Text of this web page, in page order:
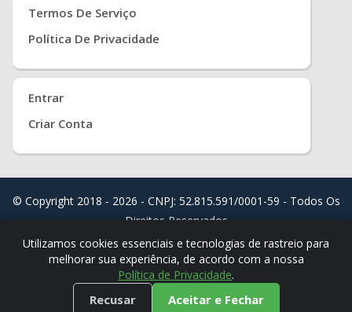
Termos De Serviço
Política De Privacidade
Entrar
Criar Conta
© Copyright 2018 - 2026 - CNPJ: 52.815.591/0001-59 - Todos Os
Direitos Reservados
Distribuído PorReal Easy Store ( JoudiSoft Ltd. )
Utilizamos cookies essenciais e tecnologias de rastreio para
melhorar sua experiência, de acordo com a nossa
Política de Privacidade.
Recusar Aceitar e Fechar